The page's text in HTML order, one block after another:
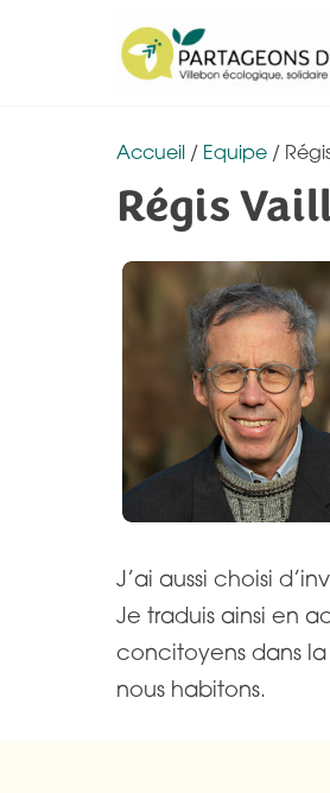
Accueil / Equipe /
Régis
J’ai aussi choisi
Je traduis ainsi en
concitoyens dans
nous habitons.